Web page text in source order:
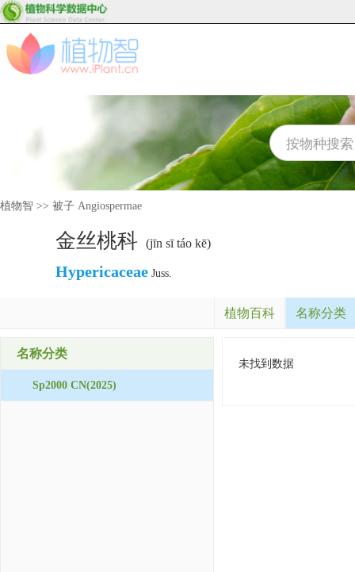
植物智 >> 被子 Angiospermae
金丝桃科 (jīn sī táo kē)
Hypericaceae Juss.
植物百科 名称分类
名称分类
Sp2000 CN(2025)
未找到数据